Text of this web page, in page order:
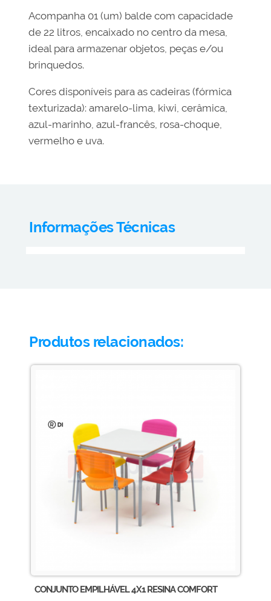
Acompanha 01 (um) balde com capacidade
de 22 litros, encaixado no centro da mesa,
ideal para armazenar objetos, peças e/ou
brinquedos.
Cores disponíveis para as cadeiras (fórmica
texturizada): amarelo-lima, kiwi, cerâmica,
azul-marinho, azul-francês, rosa-choque,
vermelho e uva.
Informações Técnicas
Produtos relacionados:
CONJUNTO EMPILHÁVEL 4X1 RESINA COMFORT